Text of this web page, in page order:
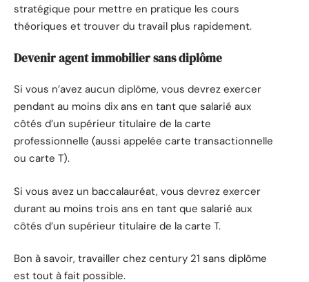
stratégique pour mettre en pratique les cours
théoriques et trouver du travail plus rapidement.
Devenir agent immobilier sans diplôme
Si vous n’avez aucun diplôme, vous devrez exercer
pendant au moins dix ans en tant que salarié aux
côtés d’un supérieur titulaire de la carte
professionnelle (aussi appelée carte transactionnelle
ou carte T).
Si vous avez un baccalauréat, vous devrez exercer
durant au moins trois ans en tant que salarié aux
côtés d’un supérieur titulaire de la carte T.
Bon à savoir, travailler chez century 21 sans diplôme
est tout à fait possible.